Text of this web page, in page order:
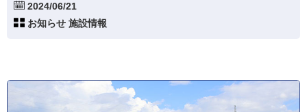
2024/06/21
お知らせ 施設情報